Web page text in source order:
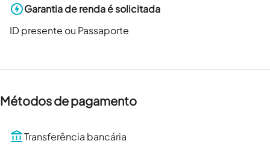
Garantia de renda é solicitada
ID presente ou Passaporte
Métodos de pagamento
Transferência bancária